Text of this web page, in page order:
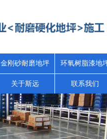
金刚砂耐磨地坪 环氧树脂漆地
关于斯远 联系我们